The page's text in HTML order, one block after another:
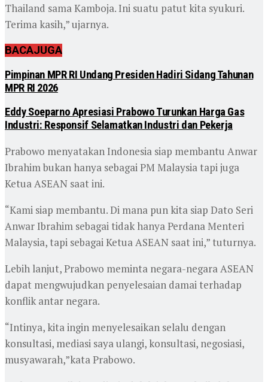
Thailand sama Kamboja. Ini suatu patut kita syukuri.
Terima kasih,” ujarnya.
BACAJUGA
Pimpinan MPR RI Undang Presiden Hadiri Sidang Tahunan
MPR RI 2026
Eddy Soeparno Apresiasi Prabowo Turunkan Harga Gas
Industri: Responsif Selamatkan Industri dan Pekerja
Prabowo menyatakan Indonesia siap membantu Anwar
Ibrahim bukan hanya sebagai PM Malaysia tapi juga
Ketua ASEAN saat ini.
“Kami siap membantu. Di mana pun kita siap Dato Seri
Anwar Ibrahim sebagai tidak hanya Perdana Menteri
Malaysia, tapi sebagai Ketua ASEAN saat ini,” tuturnya.
Lebih lanjut, Prabowo meminta negara-negara ASEAN
dapat mengwujudkan penyelesaian damai terhadap
konflik antar negara.
“Intinya, kita ingin menyelesaikan selalu dengan
konsultasi, mediasi saya ulangi, konsultasi, negosiasi,
musyawarah,”kata Prabowo.